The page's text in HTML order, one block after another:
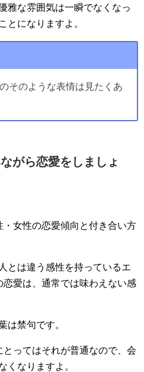
雅な雰囲気は一瞬でなくなっ
とになりますよ。
そのような表情は見たくあ
がら恋愛をしましょ
女性の恋愛傾向と付き合い方
とは違う感性を持っているエ
愛は、通常では味わえない感
は禁句です。
ってはそれが普通なので、会
くなりますよ。